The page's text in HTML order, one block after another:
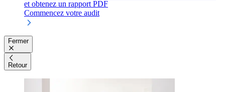
et obtenez un rapport PDF
Commencez votre audit
Fermer
Retour